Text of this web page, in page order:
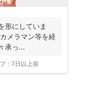
形にしていま
メラマン等を経
承っ...
： 7日以上前